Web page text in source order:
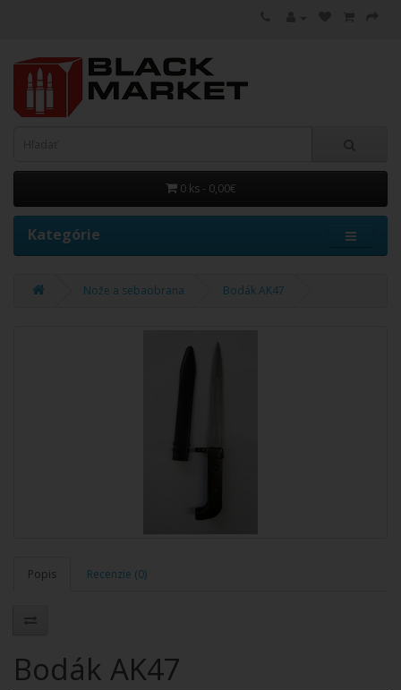
0 ks - 0,00€
Kategórie
Nože a sebaobrana Bodák AK47
Popis Recenzie (0)
Bodák AK47